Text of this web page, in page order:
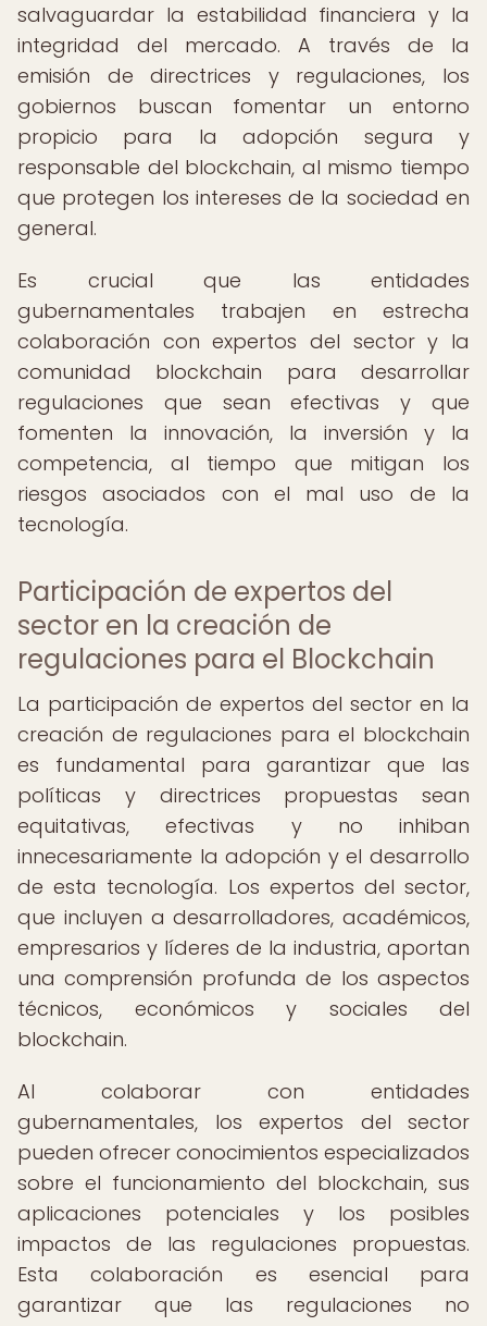
salvaguardar la estabilidad financiera y la
integridad del mercado. A través de la
emisión de directrices y regulaciones, los
gobiernos buscan fomentar un entorno
propicio para la adopción segura y
responsable del blockchain, al mismo tiempo
que protegen los intereses de la sociedad en
general.
Es crucial que las entidades
gubernamentales trabajen en estrecha
colaboración con expertos del sector y la
comunidad blockchain para desarrollar
regulaciones que sean efectivas y que
fomenten la innovación, la inversión y la
competencia, al tiempo que mitigan los
riesgos asociados con el mal uso de la
tecnología.
Participación de expertos del
sector en la creación de
regulaciones para el Blockchain
La participación de expertos del sector en la
creación de regulaciones para el blockchain
es fundamental para garantizar que las
políticas y directrices propuestas sean
equitativas, efectivas y no inhiban
innecesariamente la adopción y el desarrollo
de esta tecnología. Los expertos del sector,
que incluyen a desarrolladores, académicos,
empresarios y líderes de la industria, aportan
una comprensión profunda de los aspectos
técnicos, económicos y sociales del
blockchain.
Al colaborar con entidades
gubernamentales, los expertos del sector
pueden ofrecer conocimientos especializados
sobre el funcionamiento del blockchain, sus
aplicaciones potenciales y los posibles
impactos de las regulaciones propuestas.
Esta colaboración es esencial para
garantizar que las regulaciones no